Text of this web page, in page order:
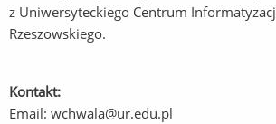
z Uniwersyteckiego Centrum
Rzeszowskiego.
Kontakt:
Email: wchwala@ur.edu.pl